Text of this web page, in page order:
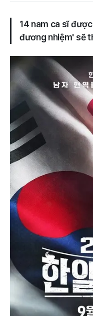
14 nam ca sĩ
đương nhiệm' sẽ